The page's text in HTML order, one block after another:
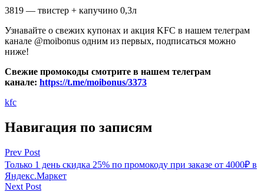
3819 — твистер + капучино 0,3л
Узнавайте о свежих купонах и акция KFC в нашем телеграм
канале @moibonus одним из первых, подписаться можно
ниже!
Свежие промокоды смотрите в нашем телеграм
канале: https://t.me/moibonus/3373
kfc
Навигация по записям
Prev Post
Только 1 день скидка 25% по промокоду при заказе от 4000₽ в
Яндекс.Маркет
Next Post